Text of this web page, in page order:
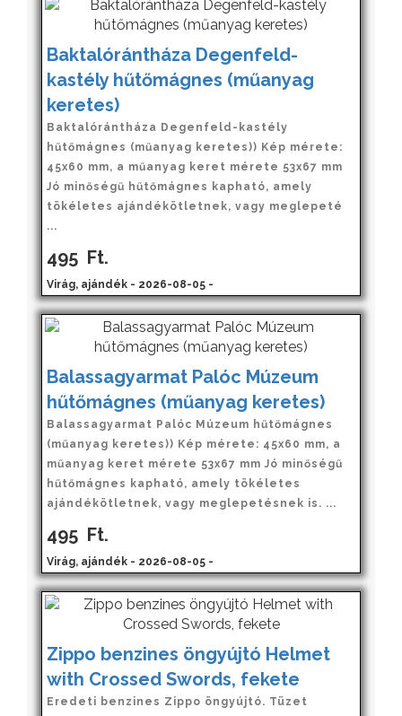
Baktalórántháza Degenfeld-
kastély hűtőmágnes (műanyag
keretes)
Baktalórántháza Degenfeld-kastély
hűtőmágnes (műanyag keretes)) Kép mérete:
45x60 mm, a műanyag keret mérete 53x67 mm
Jó minőségű hűtőmágnes kapható, amely
tökéletes ajándékötletnek, vagy meglepeté
...
495 Ft.
Virág, ajándék - 2026-08-05 -
Balassagyarmat Palóc Múzeum
hűtőmágnes (műanyag keretes)
Balassagyarmat Palóc Múzeum hűtőmágnes
(műanyag keretes)) Kép mérete: 45x60 mm, a
műanyag keret mérete 53x67 mm Jó minőségű
hűtőmágnes kapható, amely tökéletes
ajándékötletnek, vagy meglepetésnek is. ...
495 Ft.
Virág, ajándék - 2026-08-05 -
Zippo benzines öngyújtó Helmet
with Crossed Swords, fekete
Eredeti benzines Zippo öngyújtó. Tüzet